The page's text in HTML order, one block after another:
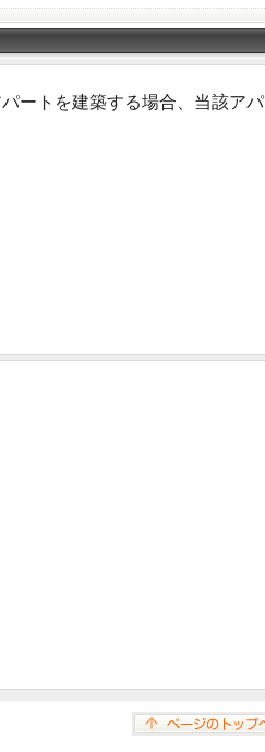
ートを建築する場合、当該アパ